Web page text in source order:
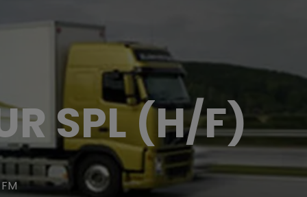
SPL (H/F)